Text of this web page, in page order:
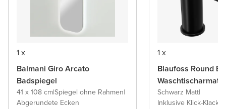
1 x
Balmani Giro Arcato
Badspiegel
41 x 108 cm|Spiegel ohne Rahmen|
Abgerundete Ecken
1 x
Blaufoss Round
Schwarz Matt|
Inklusive Klick-Klack